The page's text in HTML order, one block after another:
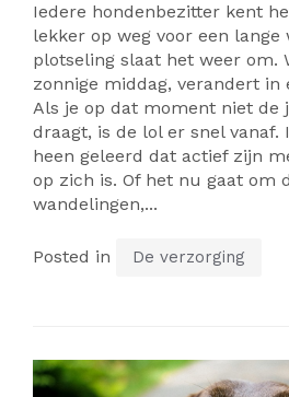
Iedere hondenbezitter kent
lekker op weg voor een lange
plotseling slaat het weer om.
zonnige middag, verandert in
Als je op dat moment niet de
draagt, is de lol er snel vanaf.
heen geleerd dat actief zijn
op zich is. Of het nu gaat om
wandelingen,...
Posted in De verzorging